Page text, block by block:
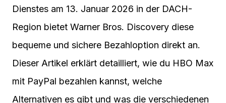
Dienstes am 13. Januar 2026 in der DACH-
Region bietet Warner Bros. Discovery diese
bequeme und sichere Bezahloption direkt an.
Dieser Artikel erklärt detailliert, wie du HBO Max
mit PayPal bezahlen kannst, welche
Alternativen es gibt und was die verschiedenen